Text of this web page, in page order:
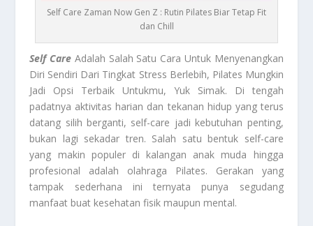
Self Care Zaman Now Gen Z : Rutin Pilates Biar Tetap Fit
dan Chill
Self Care Adalah Salah Satu Cara Untuk Menyenangkan
Diri Sendiri Dari Tingkat Stress Berlebih, Pilates Mungkin
Jadi Opsi Terbaik Untukmu, Yuk Simak. Di tengah
padatnya aktivitas harian dan tekanan hidup yang terus
datang silih berganti, self-care jadi kebutuhan penting,
bukan lagi sekadar tren. Salah satu bentuk self-care
yang makin populer di kalangan anak muda hingga
profesional adalah olahraga Pilates. Gerakan yang
tampak sederhana ini ternyata punya segudang
manfaat buat kesehatan fisik maupun mental.